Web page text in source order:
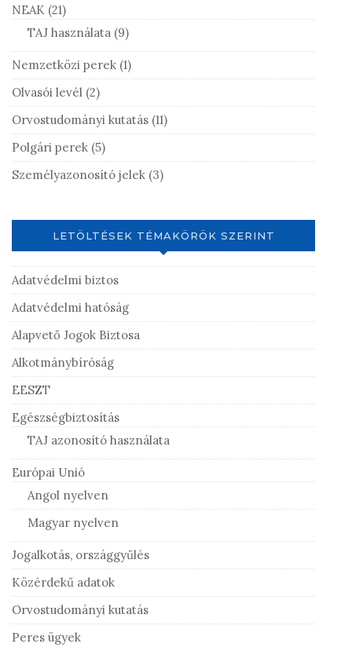
NEAK (21)
TAJ használata (9)
Nemzetközi perek (1)
Olvasói levél (2)
Orvostudományi kutatás (11)
Polgári perek (5)
Személyazonosító jelek (3)
LETÖLTÉSEK TÉMAKÖRÖK SZERINT
Adatvédelmi biztos
Adatvédelmi hatóság
Alapvető Jogok Biztosa
Alkotmánybíróság
EESZT
Egészségbiztosítás
TAJ azonosító használata
Európai Unió
Angol nyelven
Magyar nyelven
Jogalkotás, országgyűlés
Közérdekű adatok
Orvostudományi kutatás
Peres ügyek